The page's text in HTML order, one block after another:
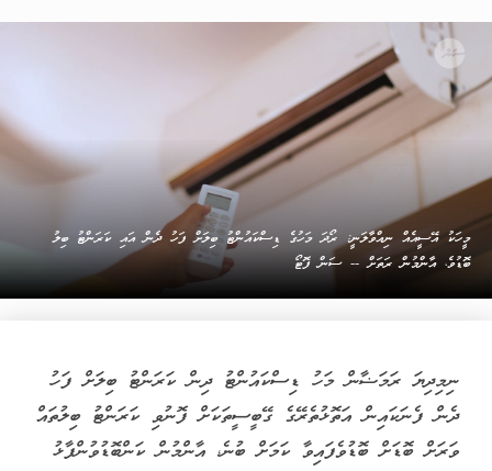
މީހަކު އޭސީއެއް ނިއްވާލަނީ: ރޯދަ މަހުގެ ޑިސްކައުންޓު ބިލަށް ފަހު ދެން އައި ކަރަންޓު ބިލު
ބޮޑުވެ، އާންމުން ރަތަށް -- ސަން ފޮޓޯ
ނިމިދިޔަ ރަމަޟާން މަހު ޑިސްކައުންޓު ދިން ކަރަންޓު ބިލަށް ފަހު
ދެން ފެނަކައިން އަތޮޅުތެރޭގެ ގޭބީސީތަކަށް ފޮނުވި ކަރަންޓު ބިލުތައް
ވަރަށް ބޮޑަށް ބޮޑުވެފައިވާ ކަމަށް ބުނެ، އާންމުން ކަންބޮޑުވުންފާޅު